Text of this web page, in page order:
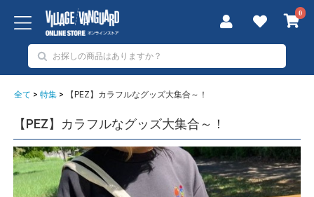
0
全て > 特集 > 【PEZ】カラフルなグッズ大集合～！
【PEZ】カラフルなグッズ大集合～！